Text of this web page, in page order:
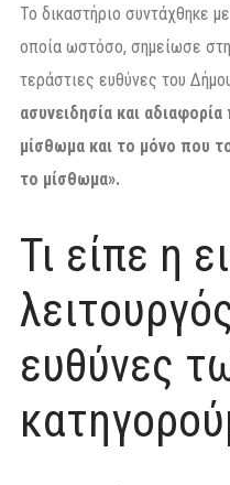
Το δικαστήριο συντάχθηκε
οποία ωστόσο, σημείωσε
τεράστιες ευθύνες του
ασυνειδησία και
μίσθωμα και το μόνο που
το μίσθωμα».
Τι είπε η
ευθύνες